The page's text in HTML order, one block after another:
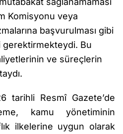
Komisyonu veya
başvurulması gibi
gerektirmekteydi. Bu
ve süreçlerin
tarihli Resmî Gazete’de
kamu yönetiminin
ilkelerine uygun olarak